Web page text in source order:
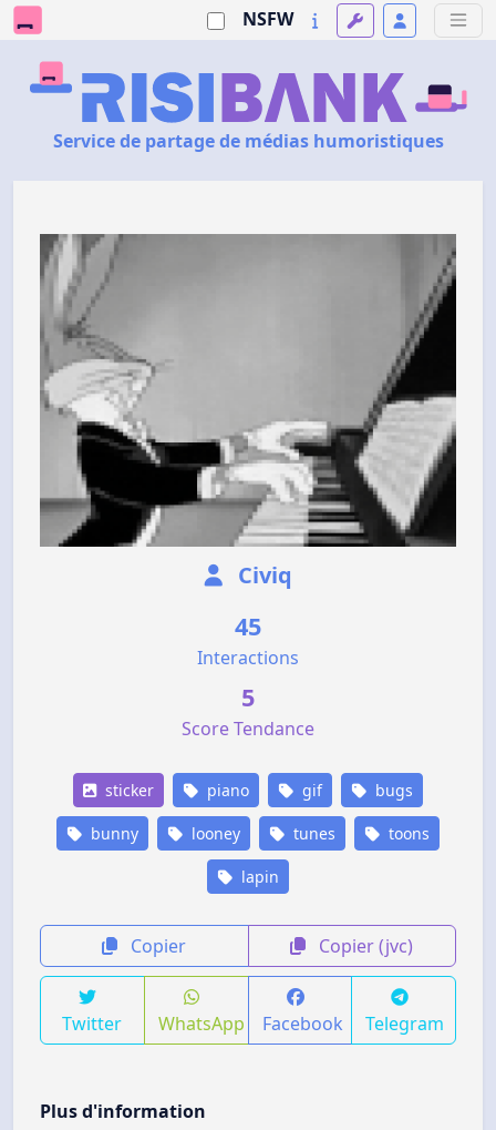
NSFW
Service de partage de médias humoristiques
Civiq
45
Interactions
5
Score Tendance
sticker piano gif bugs
bunny looney tunes toons
lapin
Copier Copier (jvc)
Twitter WhatsApp Facebook Telegram
Plus d'information